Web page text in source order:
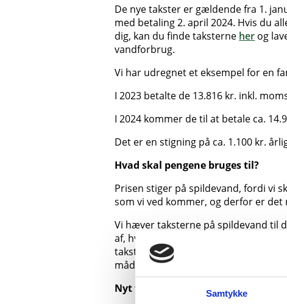
Samtykke
De nye takster er gældende fra 1.
med betaling 2. april 2024. Hvis du
dig, kan du finde taksterne her og
vandforbrug.
Vi har udregnet et eksempel for en
I 2023 betalte de 13.816 kr. inkl.
I 2024 kommer de til at betale ca.
Det er en stigning på ca. 1.100 kr.
Hvad skal pengene bruges til?
Prisen stiger på spildevand, fordi vi
som vi ved kommer, og derfor er
Vi hæver taksterne på spildevand til
af, hvad det kræver at drifte og
taksterne under takstrammen, men
måde kommer kunderne nu til at
Nyt fast bidrag på spildevand